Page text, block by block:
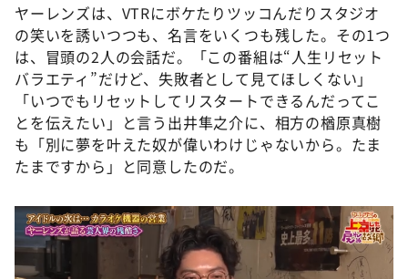
ヤーレンズは、VTRにボケたりツッコんだりスタジオ
の笑いを誘いつつも、名言をいくつも残した。その1つ
は、冒頭の2人の会話だ。「この番組は“人生リセット
バラエティ”だけど、失敗者として見てほしくない」
「いつでもリセットしてリスタートできるんだってこ
とを伝えたい」と言う出井隼之介に、相方の楢原真樹
も「別に夢を叶えた奴が偉いわけじゃないから。たま
たまですから」と同意したのだ。